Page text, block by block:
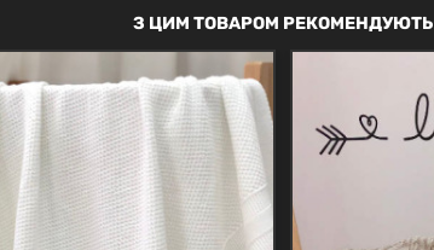
З ЦИМ ТОВАРОМ РЕКОМЕНДУЮТЬ